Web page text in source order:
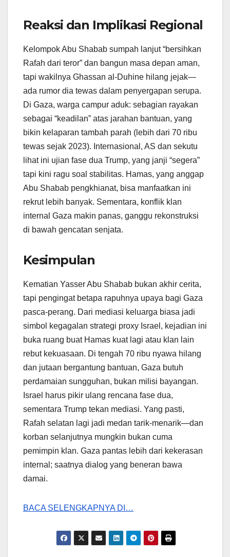
Reaksi dan Implikasi Regional
Kelompok Abu Shabab sumpah lanjut “bersihkan
Rafah dari teror” dan bangun masa depan aman,
tapi wakilnya Ghassan al-Duhine hilang jejak—
ada rumor dia tewas dalam penyergapan serupa.
Di Gaza, warga campur aduk: sebagian rayakan
sebagai “keadilan” atas jarahan bantuan, yang
bikin kelaparan tambah parah (lebih dari 70 ribu
tewas sejak 2023). Internasional, AS dan sekutu
lihat ini ujian fase dua Trump, yang janji “segera”
tapi kini ragu soal stabilitas. Hamas, yang anggap
Abu Shabab pengkhianat, bisa manfaatkan ini
rekrut lebih banyak. Sementara, konflik klan
internal Gaza makin panas, ganggu rekonstruksi
di bawah gencatan senjata.
Kesimpulan
Kematian Yasser Abu Shabab bukan akhir cerita,
tapi pengingat betapa rapuhnya upaya bagi Gaza
pasca-perang. Dari mediasi keluarga biasa jadi
simbol kegagalan strategi proxy Israel, kejadian ini
buka ruang buat Hamas kuat lagi atau klan lain
rebut kekuasaan. Di tengah 70 ribu nyawa hilang
dan jutaan bergantung bantuan, Gaza butuh
perdamaian sungguhan, bukan milisi bayangan.
Israel harus pikir ulang rencana fase dua,
sementara Trump tekan mediasi. Yang pasti,
Rafah selatan lagi jadi medan tarik-menarik—dan
korban selanjutnya mungkin bukan cuma
pemimpin klan. Gaza pantas lebih dari kekerasan
internal; saatnya dialog yang beneran bawa
damai.
BACA SELENGKAPNYA DI…